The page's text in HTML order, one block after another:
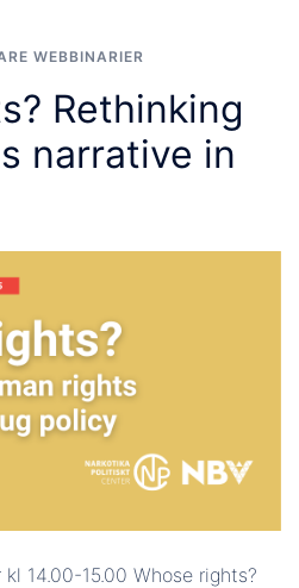
WEBBINARIER
Rethinking
narrative in
14.00-15.00 Whose rights?